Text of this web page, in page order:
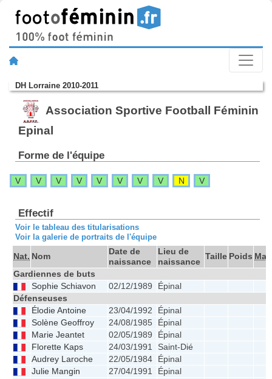
DH Lorraine 2010-2011
Association Sportive Football Féminin
Epinal
Forme de l'équipe
V V V V V V V V N V
Effectif
Voir le tableau des titularisations
Voir la galerie de portraits de l'équipe
Nat. Nom
Date de
naissance
Lieu de
naissance
Taille Poids
Gardiennes de buts
Sophie Schiavon
02/12/1989
Épinal
Défenseuses
Élodie Antoine
23/04/1992
Épinal
Solène Geoffroy
24/08/1985
Épinal
Marie Jeantet
02/05/1989
Épinal
Florette Kaps
24/03/1991
Saint-Dié
Audrey Laroche
22/05/1984
Épinal
Julie Mangin
27/04/1991
Épinal